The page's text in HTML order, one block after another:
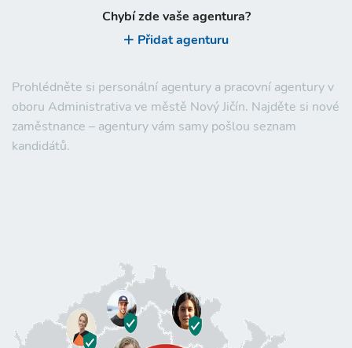
Prohlédněte si personální agentury a pracovní agentury v
oboru Administrativa ve městě Nový Jičín. Najděte si nové
zaměstnance – agentury vám samy pošlou seznam
kandidátů.
Chybí zde vaše agentura?
Přidat agenturu